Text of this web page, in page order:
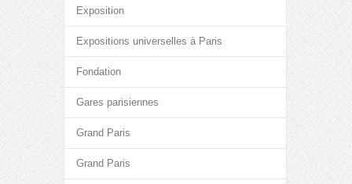
Exposition
Expositions universelles à Paris
Fondation
Gares parisiennes
Grand Paris
Grand Paris